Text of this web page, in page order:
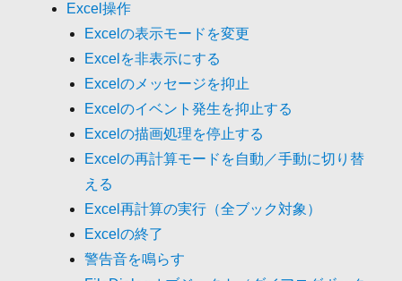
Excel操作
Excelの表示モードを変更
Excelを非表示にする
Excelのメッセージを抑止
Excelのイベント発生を抑止する
Excelの描画処理を停止する
Excelの再計算モードを自動／手動に切り替
える
Excel再計算の実行（全ブック対象）
Excelの終了
警告音を鳴らす